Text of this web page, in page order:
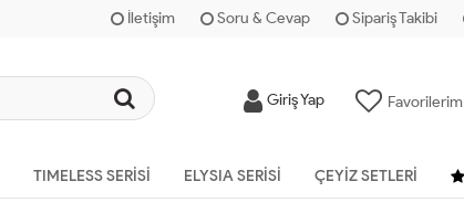
İletişim Soru & Cevap Sipariş Takibi
Giriş Yap Favorilerim
TIMELESS SERISI ELYSIA SERISI ÇEYIZ SETLERI